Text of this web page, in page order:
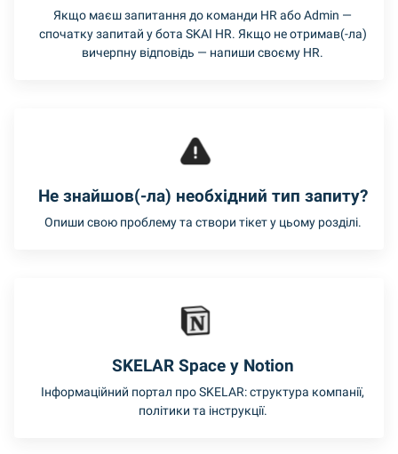
Якщо маєш запитання до команди HR або Admin —
спочатку запитай у бота SKAI HR. Якщо не отримав(-ла)
вичерпну відповідь — напиши своєму HR.
Не знайшов(-ла) необхідний тип запиту?
Опиши свою проблему та створи тікет у цьому розділі.
SKELAR Space y Notion
Інформаційний портал про SKELAR: структура компанії,
політики та інструкції.